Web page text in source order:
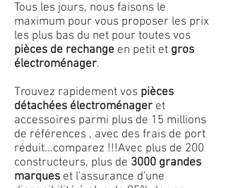
Tous les jours, nous faisons le
maximum pour vous proposer les prix
les plus bas du net pour toutes vos
pièces de rechange en petit et gros
électroménager.
Trouvez rapidement vos pièces
détachées électroménager et
accessoires parmi plus de 15 millions
de références , avec des frais de port
réduit...comparez !!!Avec plus de 200
constructeurs, plus de 3000 grandes
marques et l'assurance d'une